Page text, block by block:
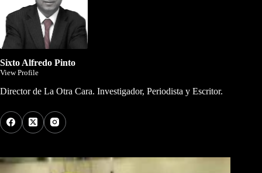
Sixto Alfredo Pinto
View Profile
Director de La Otra Cara. Investigador, Periodista y Escritor.